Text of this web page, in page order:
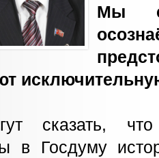
Мы
сказать,
в Госдуму